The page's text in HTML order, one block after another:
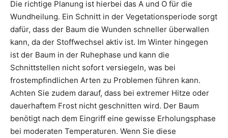
Die richtige Planung ist hierbei das A und O für die
Wundheilung. Ein Schnitt in der Vegetationsperiode sorgt
dafür, dass der Baum die Wunden schneller überwallen
kann, da der Stoffwechsel aktiv ist. Im Winter hingegen
ist der Baum in der Ruhephase und kann die
Schnittstellen nicht sofort versiegeln, was bei
frostempfindlichen Arten zu Problemen führen kann.
Achten Sie zudem darauf, dass bei extremer Hitze oder
dauerhaftem Frost nicht geschnitten wird. Der Baum
benötigt nach dem Eingriff eine gewisse Erholungsphase
bei moderaten Temperaturen. Wenn Sie diese